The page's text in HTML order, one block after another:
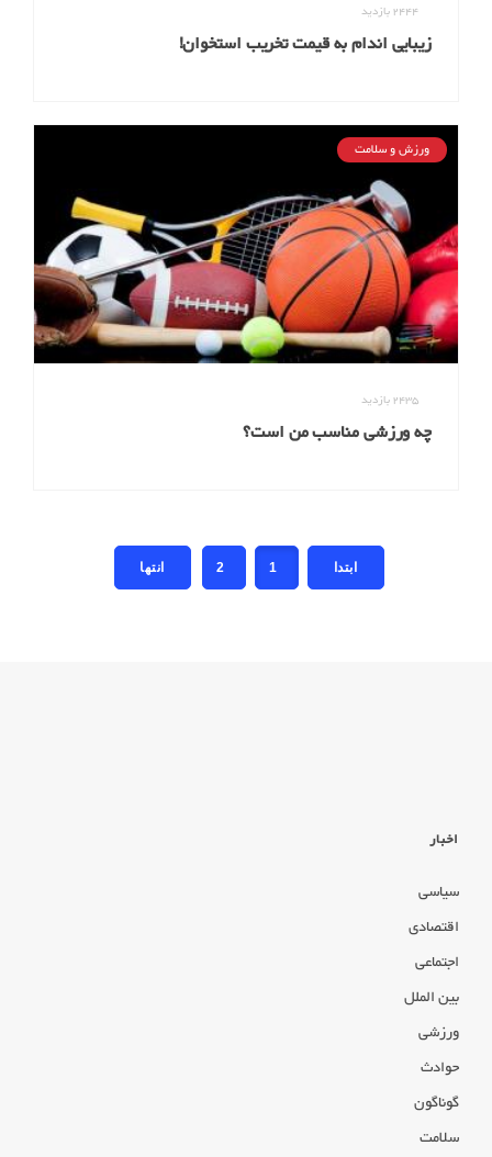
2444بازدید
زیبایی اندام به قیمت تخریب استخوان!
ورزش و سلامت
2435بازدید
چه ورزشی مناسب من است؟
1
2
اخبار
سیاسی
اقتصادی
اجتماعی
بین الملل
ورزشی
حوادث
گوناگون
سلامت